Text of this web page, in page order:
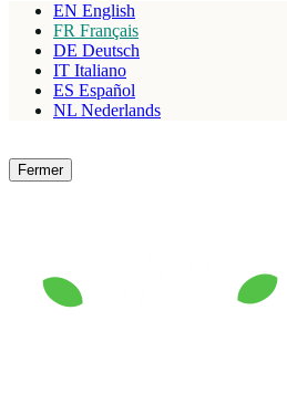
EN English
FR Français
DE Deutsch
IT Italiano
ES Español
NL Nederlands
Fermer